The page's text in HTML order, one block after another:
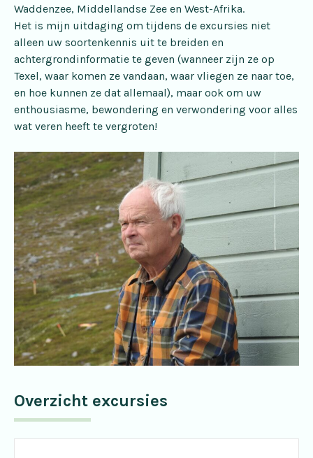
Waddenzee, Middellandse Zee en West-Afrika.
Het is mijn uitdaging om tijdens de excursies niet
alleen uw soortenkennis uit te breiden en
achtergrondinformatie te geven (wanneer zijn ze op
Texel, waar komen ze vandaan, waar vliegen ze naar toe,
en hoe kunnen ze dat allemaal), maar ook om uw
enthousiasme, bewondering en verwondering voor alles
wat veren heeft te vergroten!
Overzicht excursies